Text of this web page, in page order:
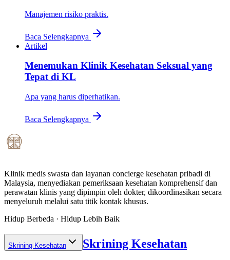
Manajemen risiko praktis.
Baca Selengkapnya
Artikel
Menemukan Klinik Kesehatan Seksual yang
Tepat di KL
Apa yang harus diperhatikan.
Baca Selengkapnya
Klinik medis swasta dan layanan concierge kesehatan pribadi di
Malaysia, menyediakan pemeriksaan kesehatan komprehensif dan
perawatan klinis yang dipimpin oleh dokter, dikoordinasikan secara
menyeluruh melalui satu titik kontak khusus.
Hidup Berbeda · Hidup Lebih Baik
Skrining Kesehatan Skrining Kesehatan